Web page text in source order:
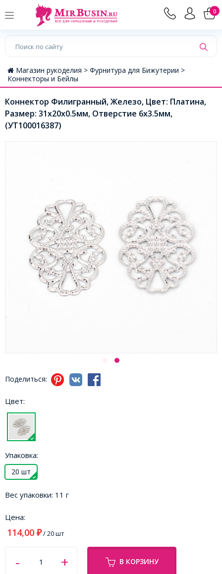
0
Магазин рукоделия > Фурнитура для Бижутерии >
Коннекторы и Бейлы
Коннектор Филигранный, Железо, Цвет: Платина,
Размер: 31x20x0.5мм, Отверстие 6x3.5мм,
(УТ100016387)
Поделиться:
Цвет:
Упаковка:
20 шт
Вес упаковки: 11 г
Цена:
114,00 ₽/ 20 шт
В КОРЗИНУ